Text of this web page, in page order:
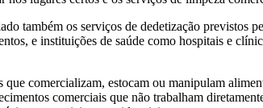
também os serviços de dedetização previstos
e instituições de saúde como hospitais e
que comercializam, estocam ou manipulam
comerciais que não trabalham